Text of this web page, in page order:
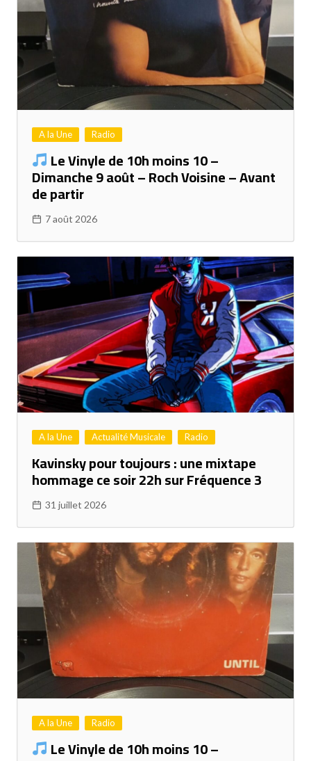
A la Une Radio
Le Vinyle de 10h moins 10 –
Dimanche 9 août – Roch Voisine – Avant
de partir
7 août 2026
A la Une Actualité Musicale Radio
Kavinsky pour toujours : une mixtape
hommage ce soir 22h sur Fréquence 3
31 juillet 2026
A la Une Radio
Le Vinyle de 10h moins 10 –